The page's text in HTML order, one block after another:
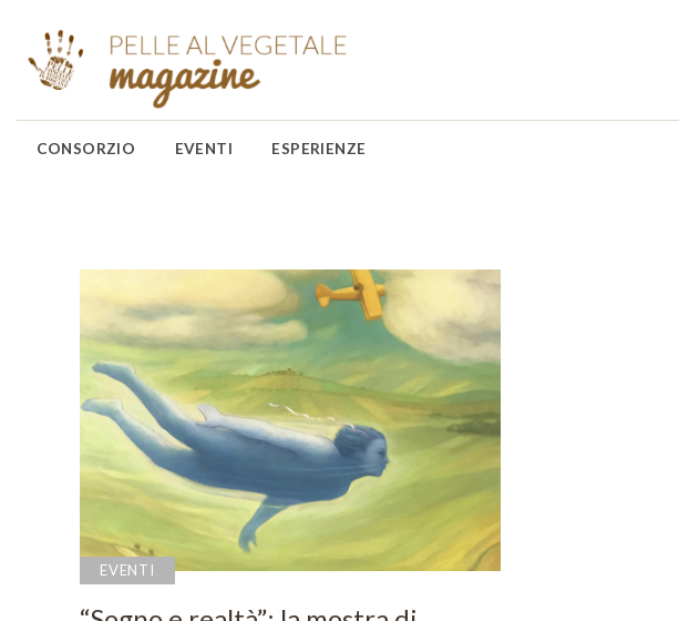
CONSORZIO EVENTI ESPERIENZE
EVENTI